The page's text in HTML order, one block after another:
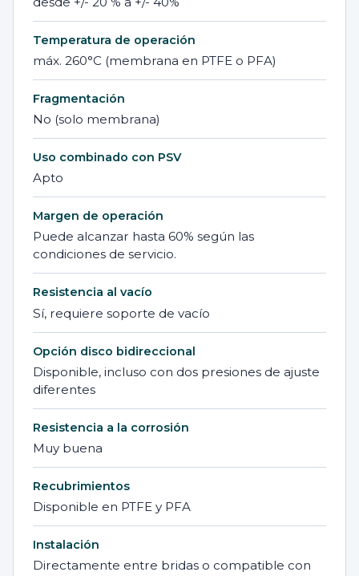
Temperatura de operación
máx. 260°C (membrana en PTFE o PFA)
Fragmentación
No (solo membrana)
Uso combinado con PSV
Apto
Margen de operación
Puede alcanzar hasta 60% según las
condiciones de servicio.
Resistencia al vacío
Sí, requiere soporte de vacío
Opción disco bidireccional
Disponible, incluso con dos presiones de ajuste
diferentes
Resistencia a la corrosión
Muy buena
Recubrimientos
Disponible en PTFE y PFA
Instalación
Directamente entre bridas o compatible con